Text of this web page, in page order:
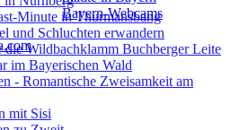
Bayern-Webcams
Minute in Thurmansbang
und Schluchten erwandern
die Wildbachklamm Buchberger Leite
im Bayerischen Wald
- Romantische Zweisamkeit am
mit Sisi